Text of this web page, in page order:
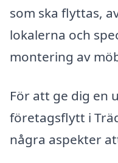
som ska flyttas,
lokalerna och
montering av
För att ge dig en
företagsflytt i
några aspekter